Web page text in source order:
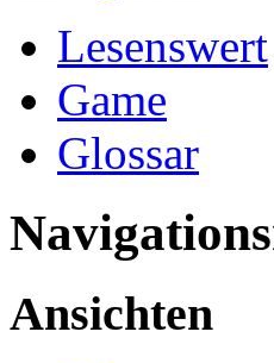
Lesenswert
Game
Glossar
Ansichten